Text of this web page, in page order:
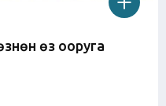
өзү ооруга